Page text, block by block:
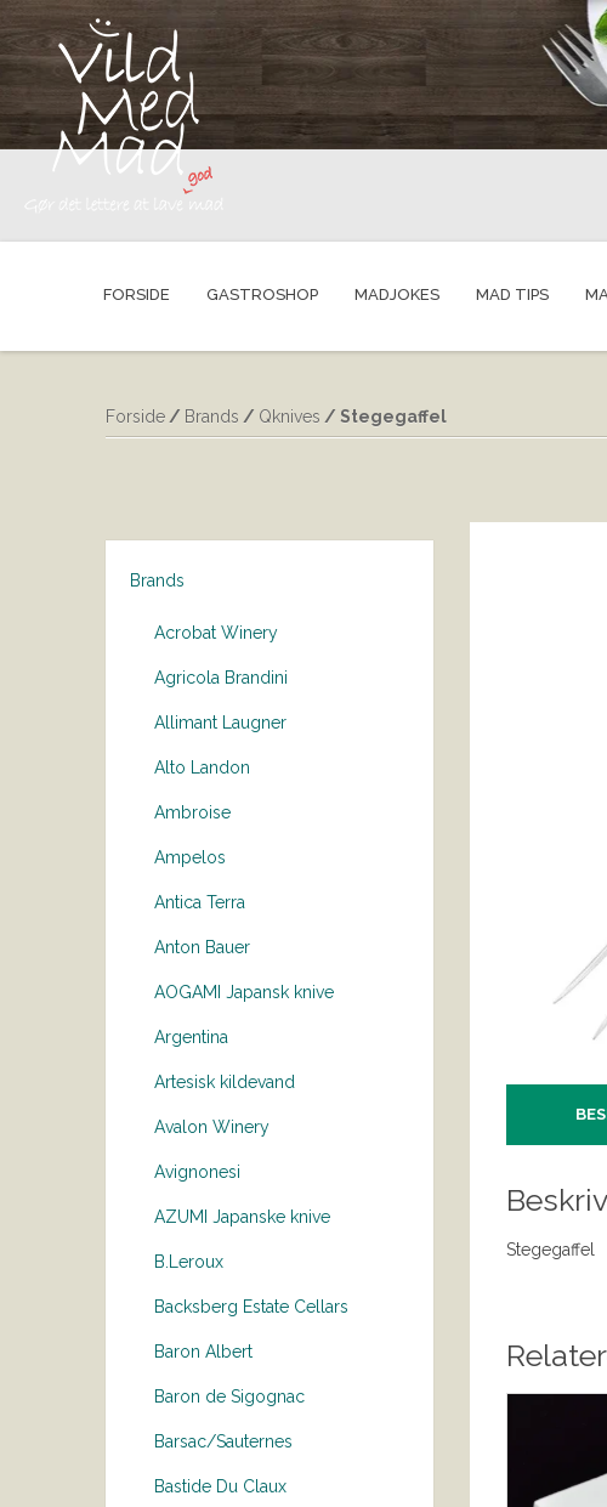
FORSIDE GASTROSHOP MADJOKES MAD TIPS
Forside / Brands / Qknives / Stegegaffel
Brands
Acrobat Winery
Agricola Brandini
Allimant Laugner
Alto Landon
Ambroise
Ampelos
Antica Terra
Anton Bauer
AOGAMI Japansk knive
Argentina
Artesisk kildevand
Avalon Winery
Avignonesi
AZUMI Japanske knive
B.Leroux
Backsberg Estate Cellars
Baron Albert
Baron de Sigognac
Barsac/Sauternes
Bastide Du Claux
Stegegaffel